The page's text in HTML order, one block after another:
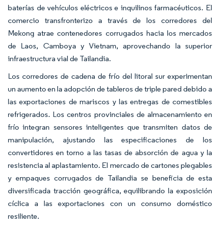
baterías de vehículos eléctricos e inquilinos farmacéuticos. El
comercio transfronterizo a través de los corredores del
Mekong atrae contenedores corrugados hacia los mercados
de Laos, Camboya y Vietnam, aprovechando la superior
infraestructura vial de Tailandia.
Los corredores de cadena de frío del litoral sur experimentan
un aumento en la adopción de tableros de triple pared debido a
las exportaciones de mariscos y las entregas de comestibles
refrigerados. Los centros provinciales de almacenamiento en
frío integran sensores inteligentes que transmiten datos de
manipulación, ajustando las especificaciones de los
convertidores en torno a las tasas de absorción de agua y la
resistencia al aplastamiento. El mercado de cartones plegables
y empaques corrugados de Tailandia se beneficia de esta
diversificada tracción geográfica, equilibrando la exposición
cíclica a las exportaciones con un consumo doméstico
resiliente.